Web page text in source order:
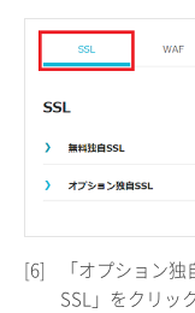
[6]
「オプション
SSL」をクリッ